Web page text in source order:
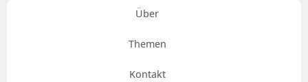
Über
Themen
Kontakt